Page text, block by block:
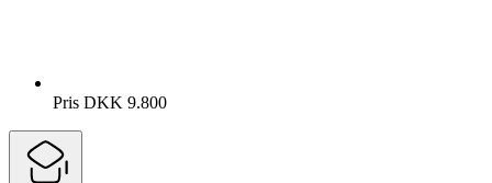
Pris DKK 9.800